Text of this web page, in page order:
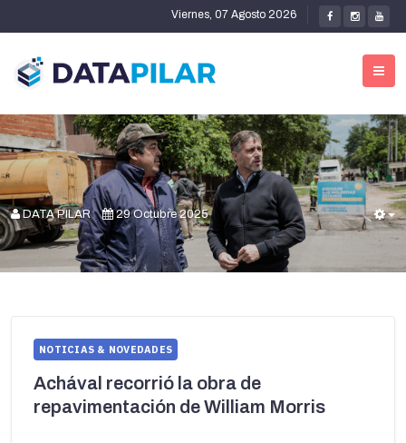
Viernes, 07 Agosto 2026
DATA PILAR 29 Octubre 2025
NOTICIAS & NOVEDADES
Achával recorrió la obra de
repavimentación de William Morris